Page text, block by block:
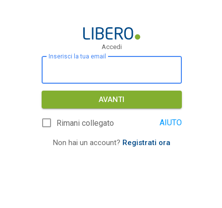
Accedi
Inserisci la tua email
AVANTI
Rimani collegato AIUTO
Non hai un account? Registrati ora